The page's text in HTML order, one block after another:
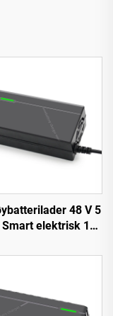
48 V 5
elektrisk 14s
lader 54,6 V 58,8 V